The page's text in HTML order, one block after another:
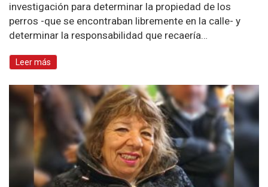
investigación para determinar la propiedad de los
perros -que se encontraban libremente en la calle- y
determinar la responsabilidad que recaería…
Leer más